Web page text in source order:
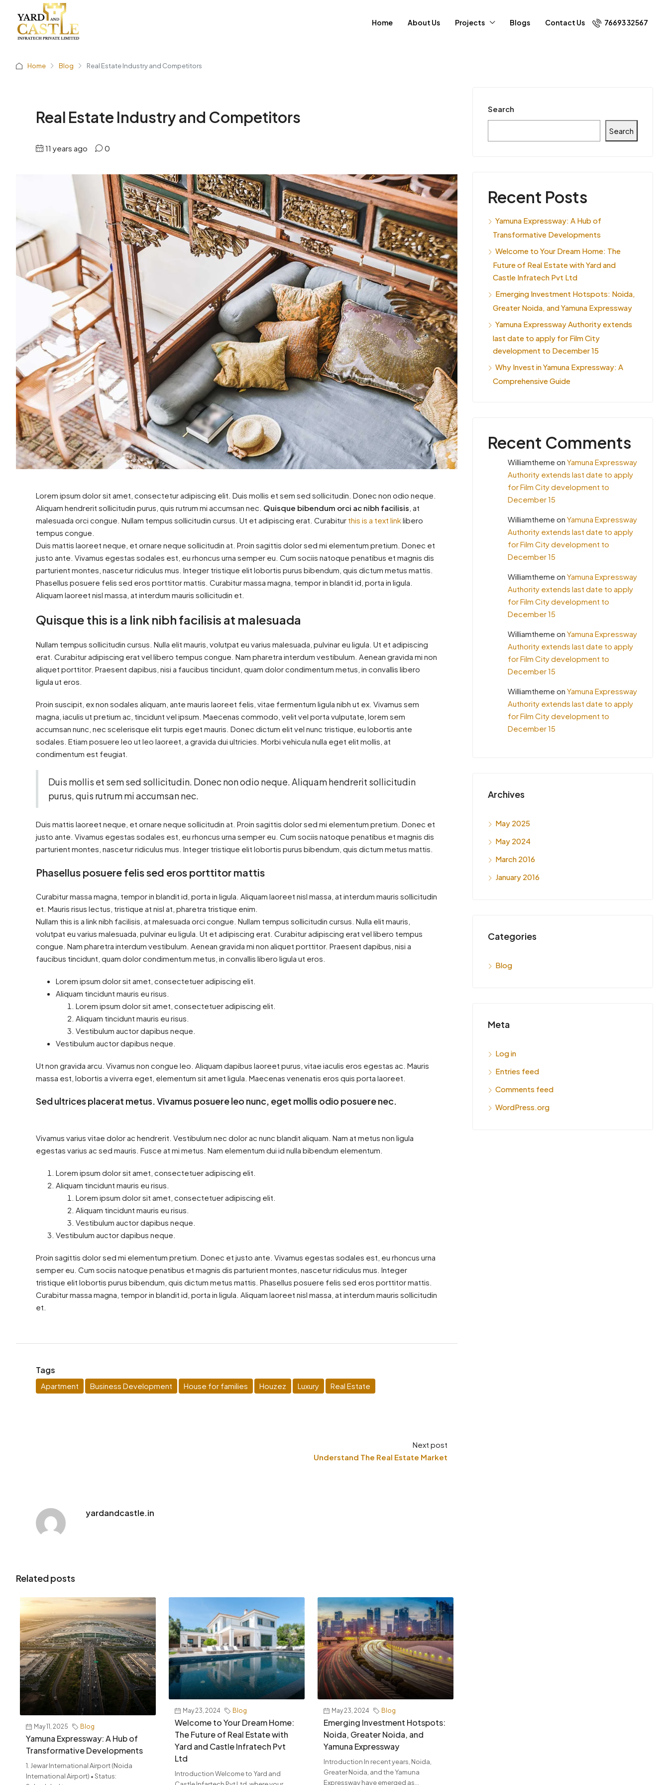
Home About Us Projects Blogs Contact Us 76693 32567
Home Blog Real Estate Industry and Competitors
Real Estate Industry and Competitors
11 years ago 0
Lorem ipsum dolor sit amet, consectetur adipiscing elit. Duis mollis et sem sed sollicitudin. Donec non odio neque.
Aliquam hendrerit sollicitudin purus, quis rutrum mi accumsan nec. Quisque bibendum orci ac nibh facilisis , at
malesuada orci congue. Nullam tempus sollicitudin cursus. Ut et adipiscing erat. Curabitur this is a text linklibero
tempus congue.
Duis mattis laoreet neque, et ornare neque sollicitudin at. Proin sagittis dolor sed mi elementum pretium. Donec et
justo ante. Vivamus egestas sodales est, eu rhoncus urna semper eu. Cum sociis natoque penatibus et magnis dis
parturient montes, nascetur ridiculus mus. Integer tristique elit lobortis purus bibendum, quis dictum metus mattis.
Phasellus posuere felis sed eros porttitor mattis. Curabitur massa magna, tempor in blandit id, porta in ligula.
Aliquam laoreet nisl massa, at interdum mauris sollicitudin et.
Quisque this is a link nibh facilisis at malesuada
Nullam tempus sollicitudin cursus. Nulla elit mauris, volutpat eu varius malesuada, pulvinar eu ligula. Ut et adipiscing
erat. Curabitur adipiscing erat vel libero tempus congue. Nam pharetra interdum vestibulum. Aenean gravida mi non
aliquet porttitor. Praesent dapibus, nisi a faucibus tincidunt, quam dolor condimentum metus, in convallis libero
ligula ut eros.
Proin suscipit, ex non sodales aliquam, ante mauris laoreet felis, vitae fermentum ligula nibh ut ex. Vivamus sem
magna, iaculis ut pretium ac, tincidunt vel ipsum. Maecenas commodo, velit vel porta vulputate, lorem sem
accumsan nunc, nec scelerisque elit turpis eget mauris. Donec dictum elit vel nunc tristique, eu lobortis ante
sodales. Etiam posuere leo ut leo laoreet, a gravida dui ultricies. Morbi vehicula nulla eget elit mollis, at
condimentum est feugiat.
Duis mollis et sem sed sollicitudin. Donec non odio neque. Aliquam hendrerit sollicitudin
purus, quis rutrum mi accumsan nec.
Duis mattis laoreet neque, et ornare neque sollicitudin at. Proin sagittis dolor sed mi elementum pretium. Donec et
justo ante. Vivamus egestas sodales est, eu rhoncus urna semper eu. Cum sociis natoque penatibus et magnis dis
parturient montes, nascetur ridiculus mus. Integer tristique elit lobortis purus bibendum, quis dictum metus mattis.
Phasellus posuere felis sed eros porttitor mattis
Curabitur massa magna, tempor in blandit id, porta in ligula. Aliquam laoreet nisl massa, at interdum mauris sollicitudin
et. Mauris risus lectus, tristique at nisl at, pharetra tristique enim.
Nullam this is a link nibh facilisis, at malesuada orci congue. Nullam tempus sollicitudin cursus. Nulla elit mauris,
volutpat eu varius malesuada, pulvinar eu ligula. Ut et adipiscing erat. Curabitur adipiscing erat vel libero tempus
congue. Nam pharetra interdum vestibulum. Aenean gravida mi non aliquet porttitor. Praesent dapibus, nisi a
faucibus tincidunt, quam dolor condimentum metus, in convallis libero ligula ut eros.
Lorem ipsum dolor sit amet, consectetuer adipiscing elit.
Aliquam tincidunt mauris eu risus.
Lorem ipsum dolor sit amet, consectetuer adipiscing elit.
Aliquam tincidunt mauris eu risus.
Vestibulum auctor dapibus neque.
Vestibulum auctor dapibus neque.
Ut non gravida arcu. Vivamus non congue leo. Aliquam dapibus laoreet purus, vitae iaculis eros egestas ac. Mauris
massa est, lobortis a viverra eget, elementum sit amet ligula. Maecenas venenatis eros quis porta laoreet.
Sed ultrices placerat metus. Vivamus posuere leo nunc, eget mollis odio posuere nec.
Vivamus varius vitae dolor ac hendrerit. Vestibulum nec dolor ac nunc blandit aliquam. Nam at metus non ligula
egestas varius ac sed mauris. Fusce at mi metus. Nam elementum dui id nulla bibendum elementum.
Lorem ipsum dolor sit amet, consectetuer adipiscing elit.
Aliquam tincidunt mauris eu risus.
Lorem ipsum dolor sit amet, consectetuer adipiscing elit.
Aliquam tincidunt mauris eu risus.
Vestibulum auctor dapibus neque.
Vestibulum auctor dapibus neque.
Proin sagittis dolor sed mi elementum pretium. Donec et justo ante. Vivamus egestas sodales est, eu rhoncus urna
semper eu. Cum sociis natoque penatibus et magnis dis parturient montes, nascetur ridiculus mus. Integer
tristique elit lobortis purus bibendum, quis dictum metus mattis. Phasellus posuere felis sed eros porttitor mattis.
Curabitur massa magna, tempor in blandit id, porta in ligula. Aliquam laoreet nisl massa, at interdum mauris sollicitudin
et.
Tags
Apartment Business Development House for families Houzez Luxury Real Estate
Next post
Understand The Real Estate Market
yardandcastle.in
Related posts
May 11, 2025 Blog
Yamuna Expressway: A Hub of
Transformative Developments
1. Jewar International Airport (Noida
International Airport) • Status:
May 23, 2024 Blog
Welcome to Your Dream Home:
The Future of Real Estate with
Yard and Castle Infratech Pvt
Ltd
Introduction Welcome to Yard and
May 23, 2024 Blog
Emerging Investment Hotspots:
Noida, Greater Noida, and
Yamuna Expressway
Introduction In recent years, Noida,
Greater Noida, and the Yamuna
Expressway have emerged as...
Search
Search
Recent Posts
Yamuna Expressway: A Hub of
Transformative Developments
Welcome to Your Dream Home: The
Future of Real Estate with Yard and
Castle Infratech Pvt Ltd
Emerging Investment Hotspots: Noida,
Greater Noida, and Yamuna Expressway
Yamuna Expressway Authority extends
last date to apply for Film City
development to December 15
Why Invest in Yamuna Expressway: A
Comprehensive Guide
Recent Comments
Williamtheme on Yamuna Expressway
Authority extends last date to apply
for Film City development to
December 15
Williamtheme on Yamuna Expressway
Authority extends last date to apply
for Film City development to
December 15
Williamtheme on Yamuna Expressway
Authority extends last date to apply
for Film City development to
December 15
Williamtheme on Yamuna Expressway
Authority extends last date to apply
for Film City development to
December 15
Williamtheme on Yamuna Expressway
Authority extends last date to apply
for Film City development to
December 15
Archives
May 2025
May 2024
March 2016
January 2016
Categories
Blog
Meta
Log in
Entries feed
Comments feed
WordPress.org